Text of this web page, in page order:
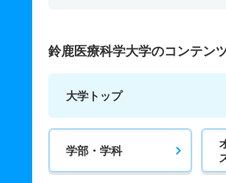
鈴鹿医療科学大学のコンテン
大学トップ
学部・学科